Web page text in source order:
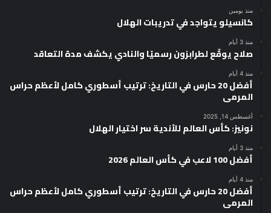
منذ يومين
كانسيلو يتواجد في تدريبات الهلال
منذ 3 أيام
صلاح يوقّع لطرابزون رسميًا والنادي يكشف مدة التعاقد
منذ 4 أيام
أفضل 20 حارس في التاريخ: ترتيب أسطوري كامل لأعظم حراس
المرمى
أغسطس 14, 2025
نونيز: كأس العالم للأندية سر اختيار الهلال
منذ 3 أيام
أفضل 100 لاعب في كأس العالم 2026
منذ 4 أيام
أفضل 20 حارس في التاريخ: ترتيب أسطوري كامل لأعظم حراس
المرمى